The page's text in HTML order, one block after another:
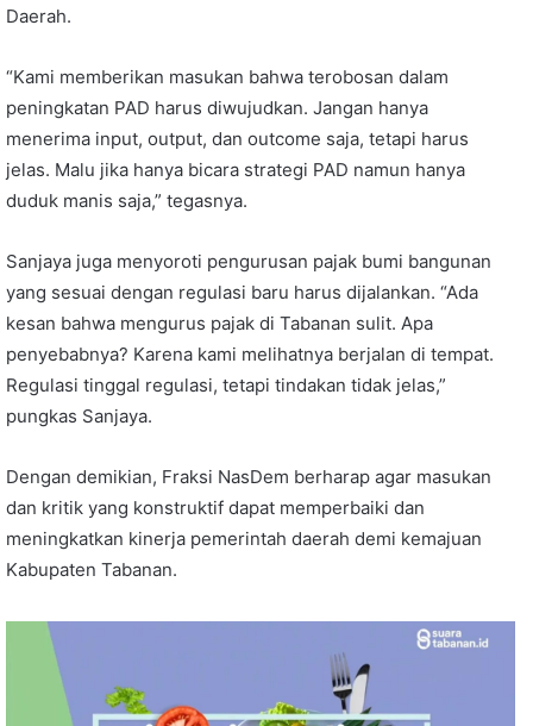
Daerah.
“Kami memberikan masukan bahwa terobosan dalam
peningkatan PAD harus diwujudkan. Jangan hanya
menerima input, output, dan outcome saja, tetapi harus
jelas. Malu jika hanya bicara strategi PAD namun hanya
duduk manis saja,” tegasnya.
Sanjaya juga menyoroti pengurusan pajak bumi bangunan
yang sesuai dengan regulasi baru harus dijalankan. “Ada
kesan bahwa mengurus pajak di Tabanan sulit. Apa
penyebabnya? Karena kami melihatnya berjalan di tempat.
Regulasi tinggal regulasi, tetapi tindakan tidak jelas,”
pungkas Sanjaya.
Dengan demikian, Fraksi NasDem berharap agar masukan
dan kritik yang konstruktif dapat memperbaiki dan
meningkatkan kinerja pemerintah daerah demi kemajuan
Kabupaten Tabanan.